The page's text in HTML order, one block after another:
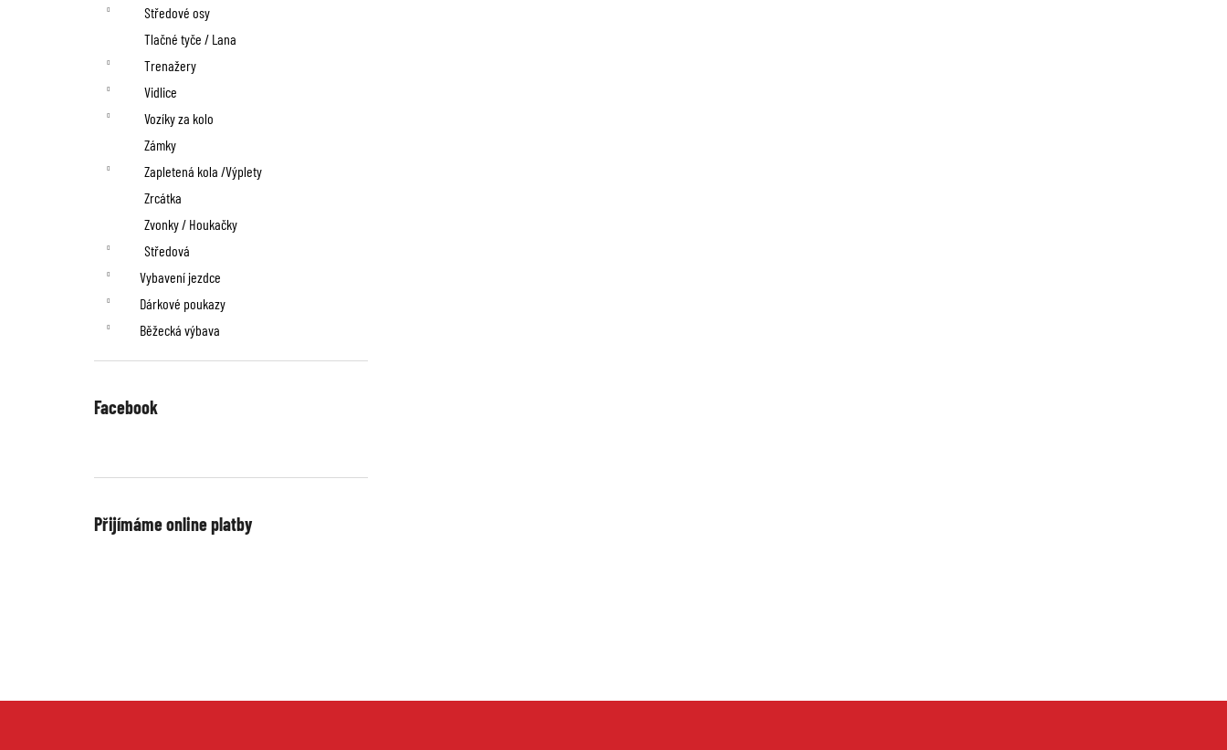
Středové osy
Tlačné tyče / Lana
Trenažery
Vidlice
Vozíky za kolo
Zámky
Zapletená kola /Výplety
Zrcátka
Zvonky / Houkačky
Středová
Vybavení jezdce
Dárkové poukazy
Běžecká výbava
Facebook
Přijímáme online platby